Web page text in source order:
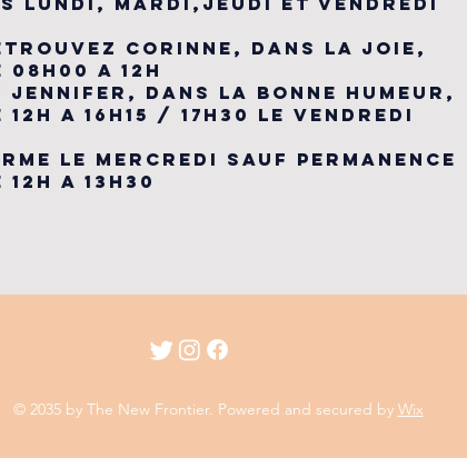
CORINNE, DANS LA JOIE,
08H00 A 12H
JENNIFER, DANS LA BONNE HUMEUR,
12H A 16H15 / 17H30 LE VENDREDI
LE MERCREDI SAUF PERMANENCE
12H A 13H30
© 2035 by The New Frontier. Powered and secured by Wix